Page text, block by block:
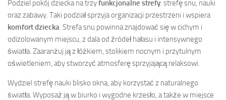
Podziel pokój dziecka na trzyfunkcjonalne strefy: strefę snu, nauki
oraz zabawy. Taki podział sprzyja organizacji przestrzeni i wspiera
komfort dziecka . Strefa snu powinna znajdować się w cichym i
odizolowanym miejscu, z dala od źródeł hałasu i intensywnego
światła. Zaaranżuj ją z łóżkiem, stolikiem nocnym i przytulnym
oświetleniem, aby stworzyć atmosferę sprzyjającą relaksowi.
Wydziel strefę nauki blisko okna, aby korzystać z naturalnego
światła. Wyposaż ją w biurko i wygodne krzesło, a także w miejsce